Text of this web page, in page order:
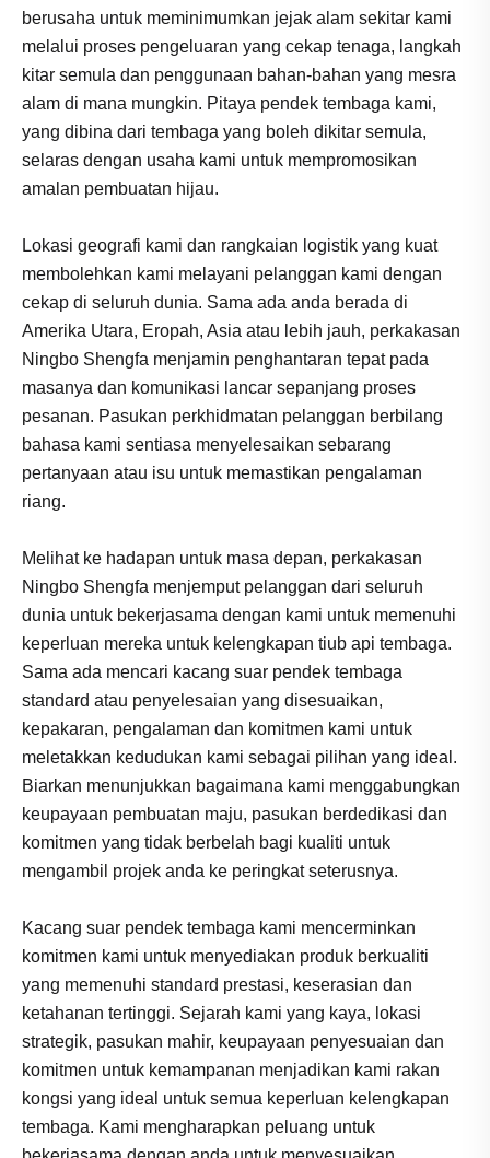
berusaha untuk meminimumkan jejak alam sekitar kami
melalui proses pengeluaran yang cekap tenaga, langkah
kitar semula dan penggunaan bahan-bahan yang mesra
alam di mana mungkin. Pitaya pendek tembaga kami,
yang dibina dari tembaga yang boleh dikitar semula,
selaras dengan usaha kami untuk mempromosikan
amalan pembuatan hijau.
Lokasi geografi kami dan rangkaian logistik yang kuat
membolehkan kami melayani pelanggan kami dengan
cekap di seluruh dunia. Sama ada anda berada di
Amerika Utara, Eropah, Asia atau lebih jauh, perkakasan
Ningbo Shengfa menjamin penghantaran tepat pada
masanya dan komunikasi lancar sepanjang proses
pesanan. Pasukan perkhidmatan pelanggan berbilang
bahasa kami sentiasa menyelesaikan sebarang
pertanyaan atau isu untuk memastikan pengalaman
riang.
Melihat ke hadapan untuk masa depan, perkakasan
Ningbo Shengfa menjemput pelanggan dari seluruh
dunia untuk bekerjasama dengan kami untuk memenuhi
keperluan mereka untuk kelengkapan tiub api tembaga.
Sama ada mencari kacang suar pendek tembaga
standard atau penyelesaian yang disesuaikan,
kepakaran, pengalaman dan komitmen kami untuk
meletakkan kedudukan kami sebagai pilihan yang ideal.
Biarkan menunjukkan bagaimana kami menggabungkan
keupayaan pembuatan maju, pasukan berdedikasi dan
komitmen yang tidak berbelah bagi kualiti untuk
mengambil projek anda ke peringkat seterusnya.
Kacang suar pendek tembaga kami mencerminkan
komitmen kami untuk menyediakan produk berkualiti
yang memenuhi standard prestasi, keserasian dan
ketahanan tertinggi. Sejarah kami yang kaya, lokasi
strategik, pasukan mahir, keupayaan penyesuaian dan
komitmen untuk kemampanan menjadikan kami rakan
kongsi yang ideal untuk semua keperluan kelengkapan
tembaga. Kami mengharapkan peluang untuk